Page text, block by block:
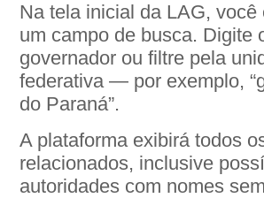
Na tela inicial da LAG, você
um campo de busca. Digite
governador ou filtre pela
federativa — por exemplo,
do Paraná”.
A plataforma exibirá todos
relacionados, inclusive
autoridades com nomes